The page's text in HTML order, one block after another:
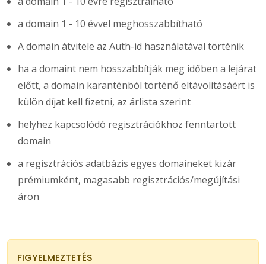
a domain 1 - 10 évvel meghosszabbítható
A domain átvitele az Auth-id használatával történik
ha a domaint nem hosszabbítják meg időben a lejárat
előtt, a domain karanténból történő eltávolításáért is
külön díjat kell fizetni, az árlista szerint
helyhez kapcsolódó regisztrációkhoz fenntartott
domain
a regisztrációs adatbázis egyes domaineket kizár
prémiumként, magasabb regisztrációs/megújítási
áron
FIGYELMEZTETÉS